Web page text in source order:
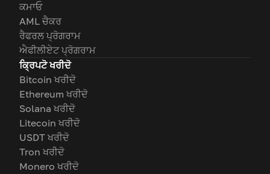
ਕਮਾਓ
AML ਚੈਕਰ
ਰੈਫਰਲ ਪ੍ਰੋਗਰਾਮ
ਐਫੀਲੀਏਟ ਪ੍ਰੋਗਰਾਮ
ਕ੍ਰਿਪਟੋ ਖਰੀਦੋ
Bitcoin ਖਰੀਦੋ
Ethereum ਖਰੀਦੋ
Solana ਖਰੀਦੋ
Litecoin ਖਰੀਦੋ
USDT ਖਰੀਦੋ
Tron ਖਰੀਦੋ
Monero ਖਰੀਦੋ